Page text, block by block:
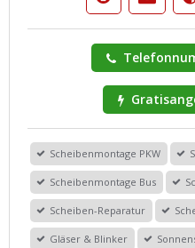
Scheibenmontage PKW
Scheibenmontage Bus
Scheiben-Reparatur
Gläser & Blinker